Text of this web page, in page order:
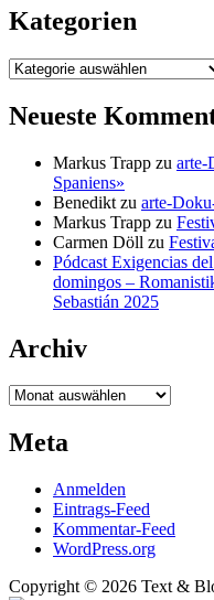
Kategorien
Kategorien
Neueste
Markus Trapp zu arte-
Spaniens»
Benedikt zu arte-
Markus Trapp zu
Carmen Döll zu
Pódcast Exigencias
domingos –
Sebastián 2025
Archiv
Archiv
Meta
Anmelden
Eintrags-Feed
Kommentar-Feed
WordPress.org
Copyright © 2026 Text &